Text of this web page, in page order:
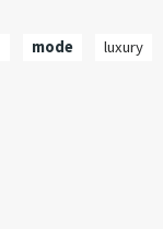
mode
luxury